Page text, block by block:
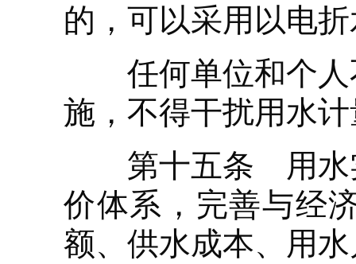
的，可以采用以电
任何单位和个人
施，不得干扰用水
第十五条 用水实
价体系，完善与经
额、供水成本、用